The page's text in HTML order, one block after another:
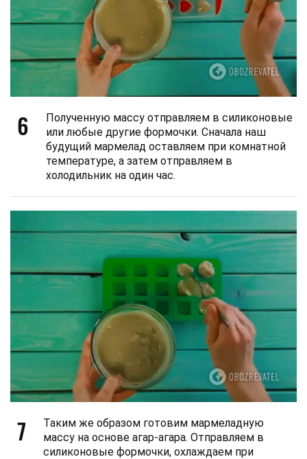
6
Полученную массу отправляем в силиконовые
или любые другие формочки. Сначала наш
будущий мармелад оставляем при комнатной
температуре, а затем отправляем в
холодильник на один час.
7
Таким же образом готовим мармеладную
массу на основе агар-агара. Отправляем в
силиконовые формочки, охлаждаем при